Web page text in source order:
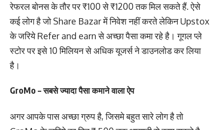
रेफरल बोनस के तौर पर ₹100 से ₹1200 तक मिल सकते हैं. ऐसे
कई लोग है जो Share Bazar में निवेश नहीं करते लेकिन Upstox
के जरिये Refer and earn से अच्छा पैसा कमा रहे है। गूगल प्ले
स्टोर पर इसे 10 मिलियन से अधिक यूजर्स ने डाउनलोड कर लिया
है।
GroMo – सबसे ज्यादा पैसा कमाने वाला ऐप
अगर आपके पास अच्छा ग्रुप है, जिसमे बहुत सारे लोग है तो